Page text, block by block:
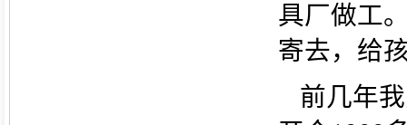
具厂做工
寄去，给
前几年